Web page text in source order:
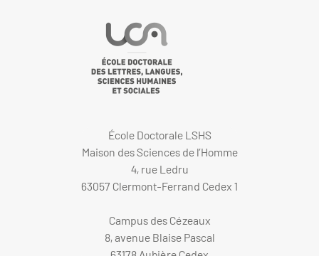
École Doctorale LSHS
Maison des Sciences de l’Homme
4, rue Ledru
63057 Clermont-Ferrand Cedex 1
Campus des Cézeaux
8, avenue Blaise Pascal